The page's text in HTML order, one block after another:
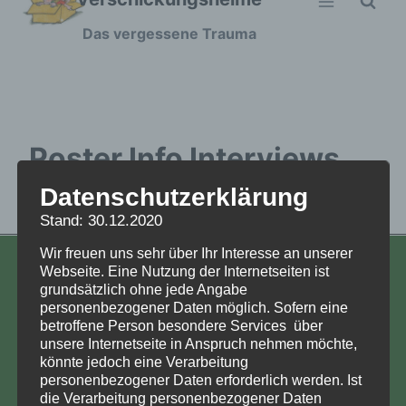
Zum
Das vergessene Trauma
Poster Info Interviews
Poster Info Interviews
KONTAKT
Aufarbeitung und Erforschung
Kinderverschickung e.V.
Anja Röhl
Kiehlufer 43
Datenschutzerklärung
Stand: 30.12.2020
Wir freuen uns sehr über Ihr Interesse an unserer
Webseite. Eine Nutzung der Internetseiten ist
grundsätzlich ohne jede Angabe
personenbezogener Daten möglich. Sofern eine
betroffene Person besondere Services über
unsere Internetseite in Anspruch nehmen möchte,
könnte jedoch eine Verarbeitung
personenbezogener Daten erforderlich werden. Ist
die Verarbeitung personenbezogener Daten